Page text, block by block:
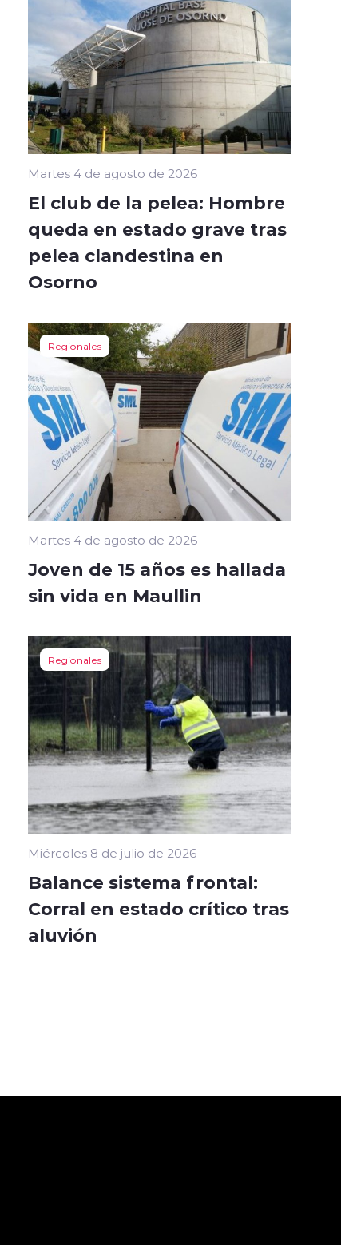
Martes 4 de agosto de 2026
El club de la pelea: Hombre
queda en estado grave tras
pelea clandestina en
Osorno
Regionales
Martes 4 de agosto de 2026
Joven de 15 años es hallada
sin vida en Maullin
Regionales
Miércoles 8 de julio de 2026
Balance sistema frontal:
Corral en estado crítico tras
aluvión